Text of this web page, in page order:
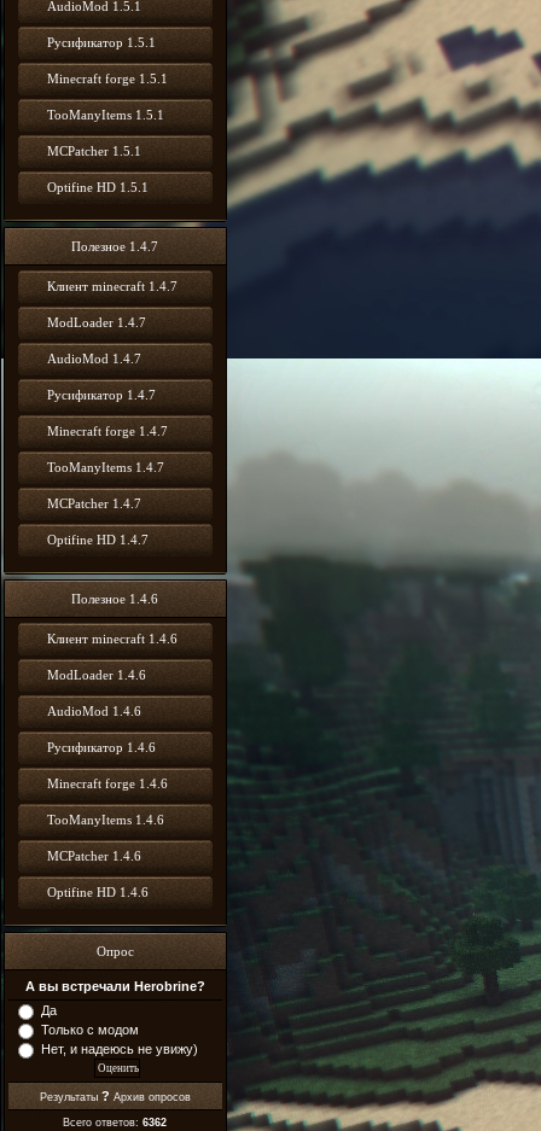
AudioMod 1.5.1
Русификатор 1.5.1
Minecraft forge 1.5.1
TooManyItems 1.5.1
MCPatcher 1.5.1
Optifine HD 1.5.1
Полезное 1.4.7
Клиент minecraft 1.4.7
ModLoader 1.4.7
AudioMod 1.4.7
Русификатор 1.4.7
Minecraft forge 1.4.7
TooManyItems 1.4.7
MCPatcher 1.4.7
Optifine HD 1.4.7
Полезное 1.4.6
Клиент minecraft 1.4.6
ModLoader 1.4.6
AudioMod 1.4.6
Русификатор 1.4.6
Minecraft forge 1.4.6
TooManyItems 1.4.6
MCPatcher 1.4.6
Optifine HD 1.4.6
Опрос
А вы встречали Herobrine?
Да
Только с модом
Нет, и надеюсь не увижу)
Результаты ? Архив опросов
Всего ответов:6362